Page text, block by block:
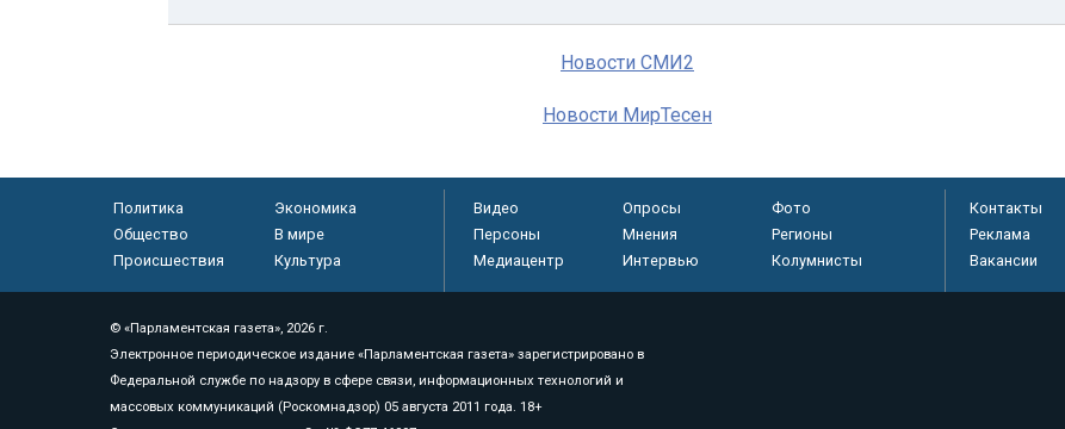
Новости СМИ2
Новости МирТесен
Политика
Экономика
Общество
В мире
Происшествия
Культура
Видео Опросы
Фото
Персоны
Мнения
Регионы
Медиацентр
Интервью Колумнисты
Контакты
Реклама
Вакансии
© «Парламентская газета», 2026 г.
Электронное периодическое издание «Парламентская газета» зарегистрировано в
Федеральной службе по надзору в сфере связи, информационных технологий и
массовых коммуникаций (Роскомнадзор) 05 августа 2011 года. 18+